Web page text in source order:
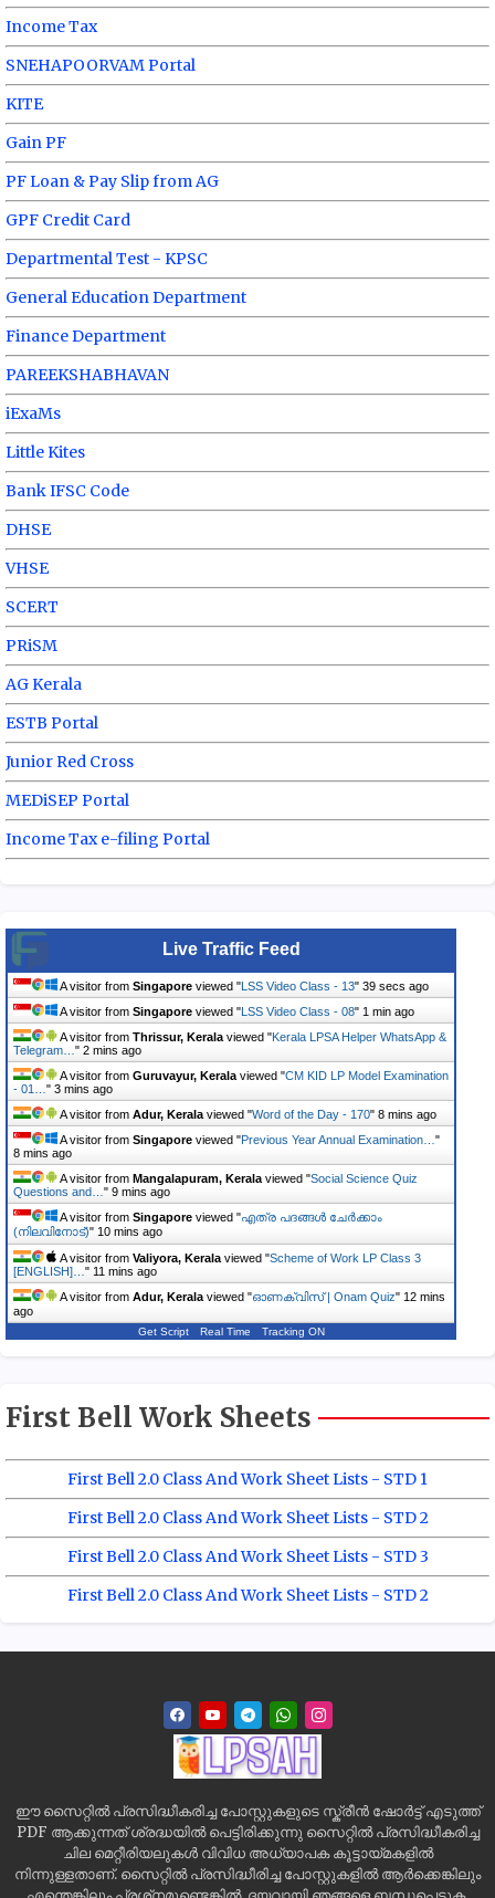
Income Tax
SNEHAPOORVAM Portal
KITE
Gain PF
PF Loan & Pay Slip from AG
GPF Credit Card
Departmental Test - KPSC
General Education Department
Finance Department
PAREEKSHABHAVAN
iExaMs
Little Kites
Bank IFSC Code
DHSE
VHSE
SCERT
PRiSM
AG Kerala
ESTB Portal
Junior Red Cross
MEDiSEP Portal
Income Tax e-filing Portal
Live Traffic Feed
A visitor from Singapore viewed " LSS Video Class - 13" 39 secs ago
A visitor from Singapore viewed " LSS Video Class - 08" 1 min ago
A visitor from Thrissur, Kerala viewed "Kerala LPSA Helper WhatsApp &
Telegram… " 2 mins ago
A visitor from Guruvayur, Kerala viewed "CM KID LP Model Examination
- 01… " 3 mins ago
A visitor from Adur, Kerala viewed "Word of the Day - 170" 8 mins ago
A visitor from Singapore viewed "Previous Year Annual Examination… "
8 mins ago
A visitor from Mangalapuram, Kerala viewed "Social Science Quiz
Questions and… " 9 mins ago
A visitor from Singapore viewed "എത്ര പദങ്ങൾ ചേർക്കാം
(നിലവിനോട്)" 10 mins ago
A visitor from Valiyora, Kerala viewed "Scheme of Work LP Class 3
[ENGLISH]… " 11 mins ago
A visitor from Adur, Kerala viewed "ഓണക്വിസ് | Onam Quiz" 12 mins
ago
Get Script Real Time Tracking ON
First Bell Work Sheets
First Bell 2.0 Class And Work Sheet Lists - STD 1
First Bell 2.0 Class And Work Sheet Lists - STD 2
First Bell 2.0 Class And Work Sheet Lists - STD 3
First Bell 2.0 Class And Work Sheet Lists - STD 2
ഈ സൈറ്റിൽ പ്രസിദ്ധീകരിച്ച പോസ്റ്റുകളുടെ സ്ക്രീൻ ഷോർട്ട് എടുത്ത്
PDF ആക്കുന്നത് ശ്രദ്ധയിൽ പെട്ടിരിക്കുന്നു സൈറ്റിൽ പ്രസിദ്ധീകരിച്ച
ചില മെറ്റീരിയലുകൾ വിവിധ അധ്യാപക കൂട്ടായ്മകളിൽ
നിന്നുള്ളതാണ്. സൈറ്റിൽ പ്രസിദ്ധീരിച്ച പോസ്റ്റുകളിൽ ആർക്കെങ്കിലും